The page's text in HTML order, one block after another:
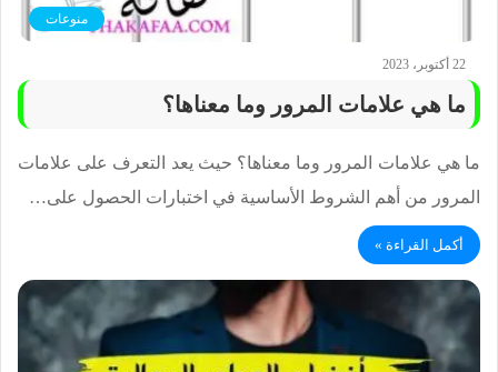
منوعات
22 أكتوبر، 2023
ما هي علامات المرور وما معناها؟
ما هي علامات المرور وما معناها؟ حيث يعد التعرف على علامات
المرور من أهم الشروط الأساسية في اختبارات الحصول على…
أكمل القراءة »